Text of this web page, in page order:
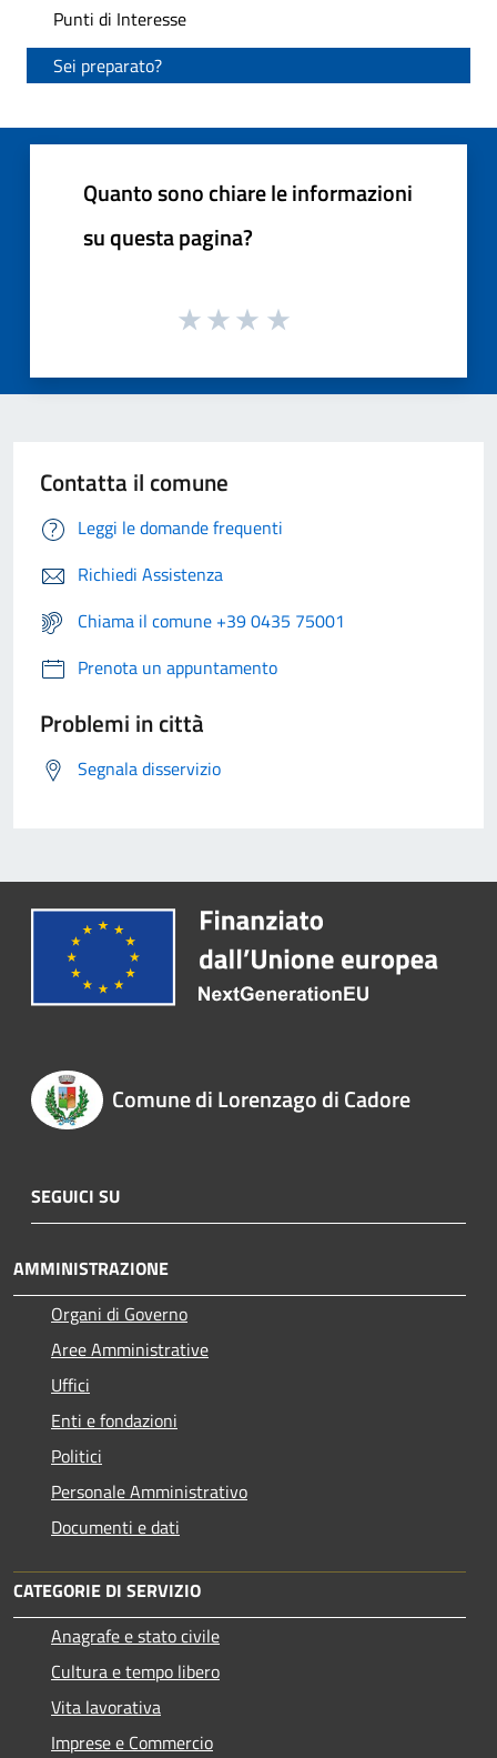
Punti di Interesse
Sei preparato?
Quanto sono chiare le informazioni
su questa pagina?
Contatta il comune
Leggi le domande frequenti
Richiedi Assistenza
Chiama il comune +39 0435 75001
Prenota un appuntamento
Problemi in città
Segnala disservizio
Comune di Lorenzago di Cadore
SEGUICI SU
AMMINISTRAZIONE
Organi di Governo
Aree Amministrative
Uffici
Enti e fondazioni
Politici
Personale Amministrativo
Documenti e dati
CATEGORIE DI SERVIZIO
Anagrafe e stato civile
Cultura e tempo libero
Vita lavorativa
Imprese e Commercio